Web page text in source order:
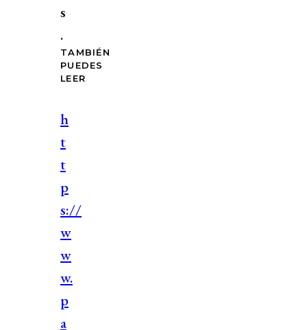
s
.
TAMBIÉN
PUEDES
LEER